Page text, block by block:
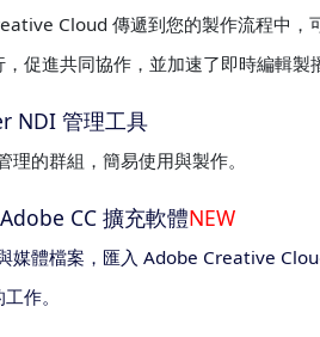
Cloud 傳遞到您的製作流程中，
促進共同協作，並加速了即時編輯製
NDI 管理工具
的群組，簡易使用與製作。
CC 擴充軟體NEW
媒體檔案，匯入 Adobe Creative
作。